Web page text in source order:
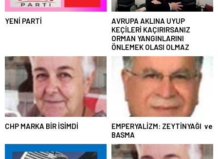
YENİ PARTİ
AVRUPA AKLINA UYUP
KEÇİLERİ KAÇIRIRSANIZ
ORMAN YANGINLARINI
ÖNLEMEK OLASI OLMAZ
CHP MARKA BİR İSİMDİ
EMPERYALİZM: ZEYTİNYAĞI ve
BASMA